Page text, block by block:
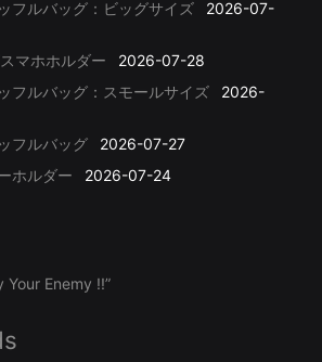
フルバッグ：ビッグサイズ
2026-07-
マホホルダー
2026-07-28
フルバッグ：スモールサイズ
2026-
フルバッグ
2026-07-27
ホルダー
2026-07-24
Your Enemy !!”